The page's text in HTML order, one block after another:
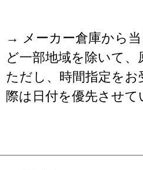
→ メーカー倉庫から
ど一部地域を除いて
ただし、時間指定を
際は日付を優先させて